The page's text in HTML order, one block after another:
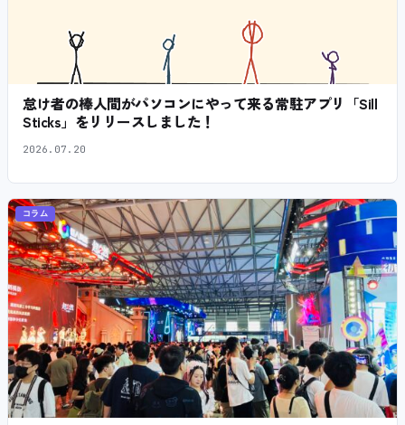
怠け者の棒人間がパソコンにやって来る常駐アプリ「Sill
Sticks」をリリースしました！
2026.07.20
コラム